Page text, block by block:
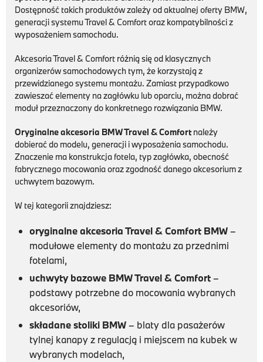
Dostępność takich produktów zależy od aktualnej oferty BMW,
generacji systemu Travel & Comfort oraz kompatybilności z
wyposażeniem samochodu.
Akcesoria Travel & Comfort różnią się od klasycznych
organizerów samochodowych tym, że korzystają z
przewidzianego systemu montażu. Zamiast przypadkowo
zawieszać elementy na zagłówku lub oparciu, można dobrać
moduł przeznaczony do konkretnego rozwiązania BMW.
Oryginalne akcesoria BMW Travel & Comfortnależy
dobierać do modelu, generacji i wyposażenia samochodu.
Znaczenie ma konstrukcja fotela, typ zagłówka, obecność
fabrycznego mocowania oraz zgodność danego akcesorium z
uchwytem bazowym.
W tej kategorii znajdziesz:
oryginalne akcesoria Travel & Comfort BMW–
modułowe elementy do montażu za przednimi
fotelami,
uchwyty bazowe BMW Travel & Comfort–
podstawy potrzebne do mocowania wybranych
akcesoriów,
składane stoliki BMW– blaty dla pasażerów
tylnej kanapy z regulacją i miejscem na kubek w
wybranych modelach,